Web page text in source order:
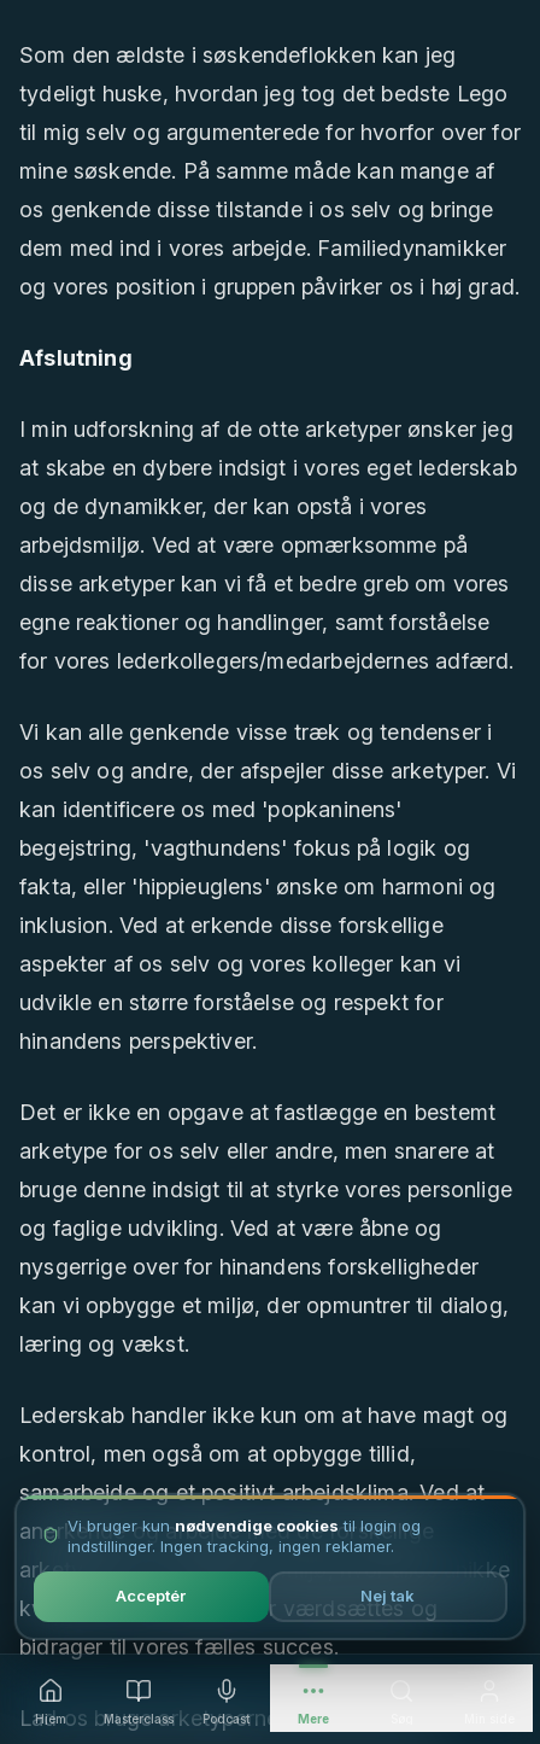
Som den ældste i søskendeflokken kan jeg
tydeligt huske, hvordan jeg tog det bedste Lego
til mig selv og argumenterede for hvorfor over for
mine søskende. På samme måde kan mange af
os genkende disse tilstande i os selv og bringe
dem med ind i vores arbejde. Familiedynamikker
og vores position i gruppen påvirker os i høj grad.
Afslutning
I min udforskning af de otte arketyper ønsker jeg
at skabe en dybere indsigt i vores eget lederskab
og de dynamikker, der kan opstå i vores
arbejdsmiljø. Ved at være opmærksomme på
disse arketyper kan vi få et bedre greb om vores
egne reaktioner og handlinger, samt forståelse
for vores lederkollegers/medarbejdernes adfærd.
Vi kan alle genkende visse træk og tendenser i
os selv og andre, der afspejler disse arketyper. Vi
kan identificere os med 'popkaninens'
begejstring, 'vagthundens' fokus på logik og
fakta, eller 'hippieuglens' ønske om harmoni og
inklusion. Ved at erkende disse forskellige
aspekter af os selv og vores kolleger kan vi
udvikle en større forståelse og respekt for
hinandens perspektiver.
Det er ikke en opgave at fastlægge en bestemt
arketype for os selv eller andre, men snarere at
bruge denne indsigt til at styrke vores personlige
og faglige udvikling. Ved at være åbne og
nysgerrige over for hinandens forskelligheder
kan vi opbygge et miljø, der opmuntrer til dialog,
læring og vækst.
Lederskab handler ikke kun om at have magt og
kontrol, men også om at opbygge tillid,
samarbejde og et positivt arbejdsklima. Ved at
anerkende og arbejde med de forskellige
arketyper kan vi skabe et miljø, hvor alles unikke
kvaliteter og perspektiver værdsættes og
bidrager til vores fælles succes.
Lad os bruge arketyperne til at blive mere
Vi bruger kunnødvendige cookies til login og
indstillinger. Ingen tracking, ingen reklamer.
Acceptér Nej tak
Hjem Masterclass Podcast Mere